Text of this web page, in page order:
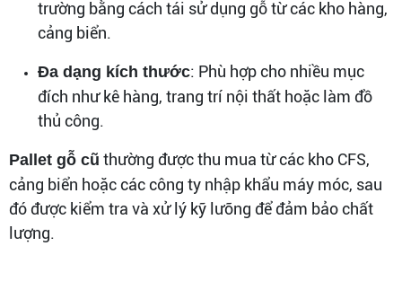
trường bằng cách tái sử dụng gỗ từ các kho hàng,
cảng biển.
Đa dạng kích thước: Phù hợp cho nhiều mục
đích như kê hàng, trang trí nội thất hoặc làm đồ
thủ công.
Pallet gỗ cũ thường được thu mua từ các kho CFS,
cảng biển hoặc các công ty nhập khẩu máy móc, sau
đó được kiểm tra và xử lý kỹ lưỡng để đảm bảo chất
lượng.